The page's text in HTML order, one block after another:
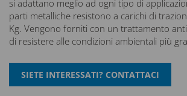
si adattano meglio ad ogni tipo di
parti metalliche resistono a carichi di
Kg. Vengono forniti con un trattamento
di resistere alle condizioni ambientali più